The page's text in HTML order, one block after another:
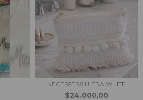
NECESSERS ULTRA WHITE
$24.000,00